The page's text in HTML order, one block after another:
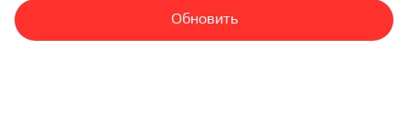
Обновить